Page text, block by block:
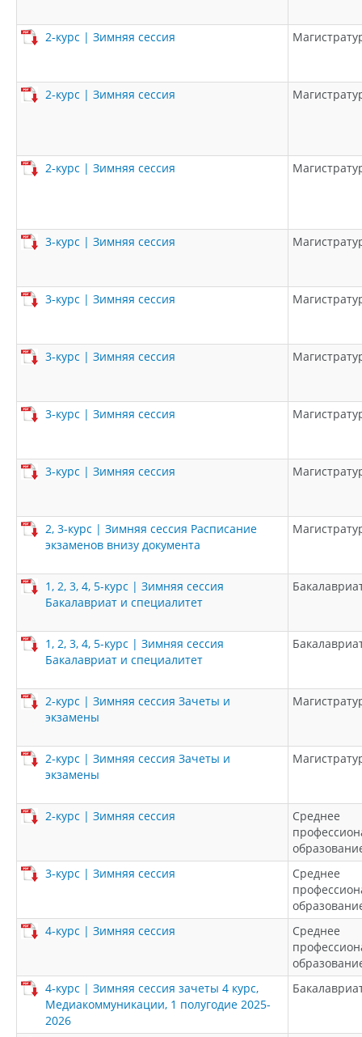
2-курс | Зимняя сессия
2-курс | Зимняя сессия
2-курс | Зимняя сессия
3-курс | Зимняя сессия
3-курс | Зимняя сессия
3-курс | Зимняя сессия
3-курс | Зимняя сессия
3-курс | Зимняя сессия
2, 3-курс | Зимняя сессия Расписание
экзаменов внизу документа
1, 2, 3, 4, 5-курс | Зимняя сессия
Бакалавриат и специалитет
1, 2, 3, 4, 5-курс | Зимняя сессия
Бакалавриат и специалитет
2-курс | Зимняя сессия Зачеты и
экзамены
2-курс | Зимняя сессия Зачеты и
экзамены
2-курс | Зимняя сессия
Среднее
3-курс | Зимняя сессия
Среднее
4-курс | Зимняя сессия
Среднее
4-курс | Зимняя сессия зачеты 4 курс,
Медиакоммуникации, 1 полугодие 2025-
2026